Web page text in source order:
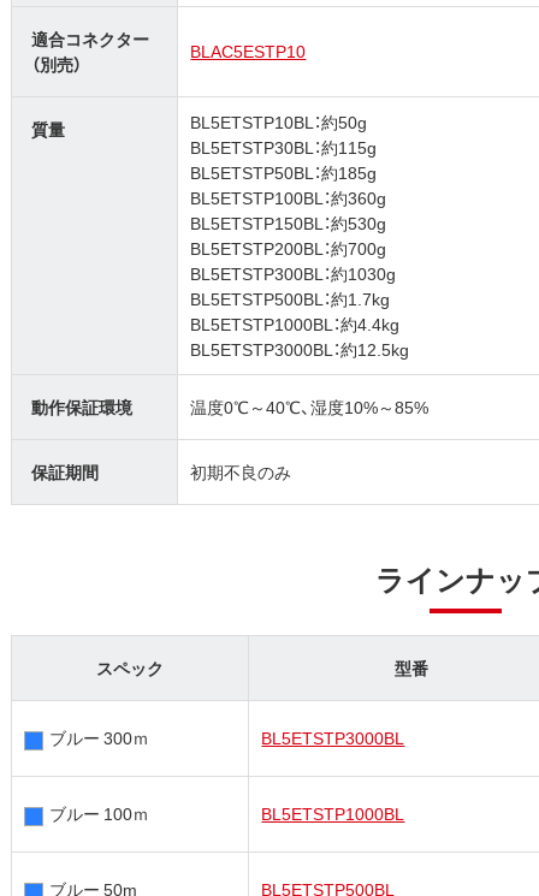
適合コネクター
（別売）
BLAC5ESTP10
質量
BL5ETSTP10BL：約50g
BL5ETSTP30BL：約115g
BL5ETSTP50BL：約185g
BL5ETSTP100BL：約360g
BL5ETSTP150BL：約530g
BL5ETSTP200BL：約700g
BL5ETSTP300BL：約1030g
BL5ETSTP500BL：約1.7kg
BL5ETSTP1000BL：約4.4kg
BL5ETSTP3000BL：約12.5kg
動作保証環境 温度0℃～40℃、湿度10%～85%
保証期間 初期不良のみ
ラインナッ
スペック 型番
ブルー 300ｍ BL5ETSTP3000BL
ブルー 100ｍ BL5ETSTP1000BL
ブルー 50m BL5ETSTP500BL